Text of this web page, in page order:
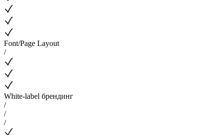
Font/Page Layout
/
White-label брендинг
/
/
/